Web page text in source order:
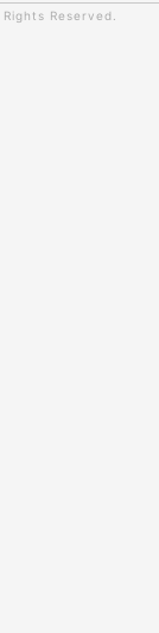
Rights Reserved.